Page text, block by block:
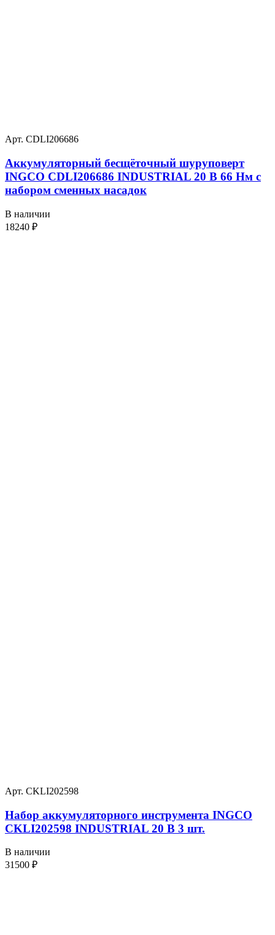
Арт. CDLI206686
Аккумуляторный бесщёточный шуруповерт
INGCO CDLI206686 INDUSTRIAL 20 В 66 Нм с
набором сменных насадок
В наличии
18240 ₽
Арт. CKLI202598
Набор аккумуляторного инструмента INGCO
CKLI202598 INDUSTRIAL 20 В 3 шт.
В наличии
31500 ₽